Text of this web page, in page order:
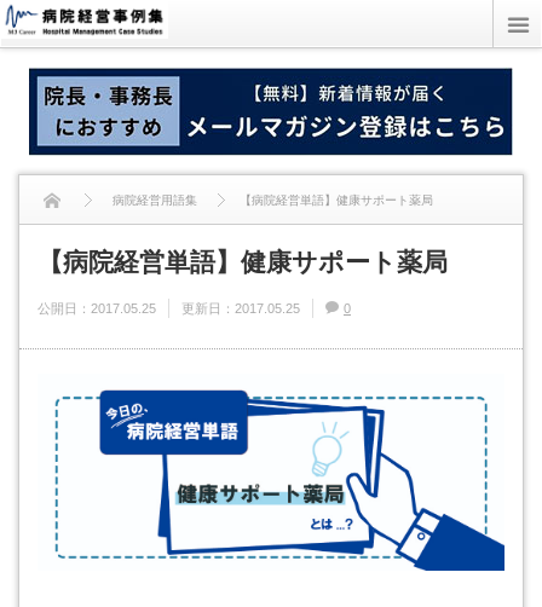
病院経営用語集 【病院経営単語】健康サポート薬局
【病院経営単語】健康サポート薬局
公開日： 2017.05.25 更新日： 2017.05.25 0